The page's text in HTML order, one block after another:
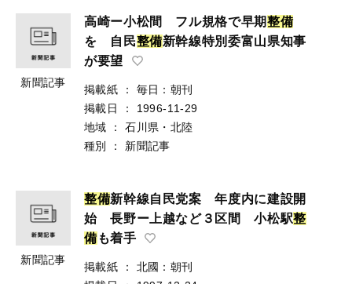
新聞記事
高崎ー小松間 フル規格で早期整備
を 自民整備新幹線特別委富山県知事
が要望
掲載紙 ：
毎日：朝刊
掲載日
：
1996-11-29
地域
：
石川県・北陸
種別
： 新聞記事
新聞記事
整備新幹線自民党案 年度内に建設開
始 長野ー上越など３区間 小松駅整
備 も着手
掲載紙 ：
北國：朝刊